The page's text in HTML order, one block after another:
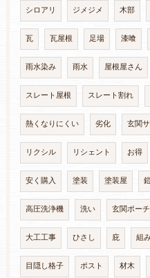
シロアリ ジメジメ 木部
瓦 瓦屋根 足場 漆喰
雨水染み 雨水 屋根屋さん
スレート屋根 スレート割れ
熱くなりにくい 劣化 玄関
リクシル リシェント お得
安く購入 塗装 塗装屋
高圧洗浄機 洗い 玄関ポーチ
大工工事 ひさし 庇 組
目隠し格子 ポスト 材木